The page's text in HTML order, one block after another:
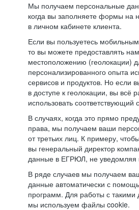
Мы получаем персональные
когда вы заполняете формы на
в личном кабинете клиента.
Если вы пользуетесь
то вы можете предоставлять
местоположению (геолокации)
персонализированного опыта
сервисов и продуктов. Но если
в доступе к геолокации, вы всё
использовать соответствующий
В случаях, когда это прямо
права, мы получаем ваши
от третьих лиц. К примеру,
вы генеральный директор
данные в ЕГРЮЛ, не уведомляя
В ряде случаев мы получаем
данные автоматически с
программ. Для работы с
мы используем файлы cookie.